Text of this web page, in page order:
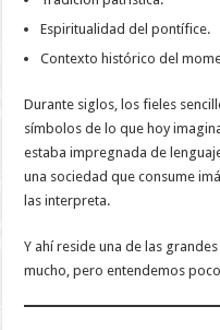
Espiritualidad del pontífice.
Contexto histórico del
Durante siglos, los fieles
símbolos de lo que hoy
estaba impregnada de
una sociedad que consume
las interpreta.
Y ahí reside una de las
mucho, pero entendemos